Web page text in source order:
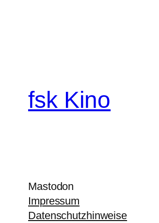
fsk Kino
Mastodon
Impressum
Datenschutzhinweise